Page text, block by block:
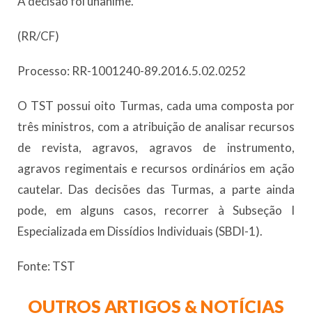
(RR/CF)
Processo: RR-1001240-89.2016.5.02.0252
O TST possui oito Turmas, cada uma composta por
três ministros, com a atribuição de analisar recursos
de revista, agravos, agravos de instrumento,
agravos regimentais e recursos ordinários em ação
cautelar. Das decisões das Turmas, a parte ainda
pode, em alguns casos, recorrer à Subseção I
Especializada em Dissídios Individuais (SBDI-1).
Fonte: TST
OUTROS ARTIGOS & NOTÍCIAS